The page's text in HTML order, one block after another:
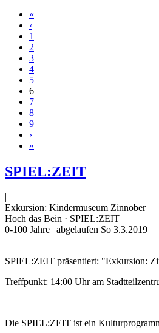
«
‹
1
2
3
4
5
6
7
8
9
›
»
SPIEL:ZEIT
|
Exkursion: Kindermuseum Zinnober
Hoch das Bein · SPIEL:ZEIT
0-100 Jahre | abgelaufen So 3.3.2019
SPIEL:ZEIT präsentiert: "Exkursion:
Treffpunkt: 14:00 Uhr am
Die SPIEL:ZEIT ist ein